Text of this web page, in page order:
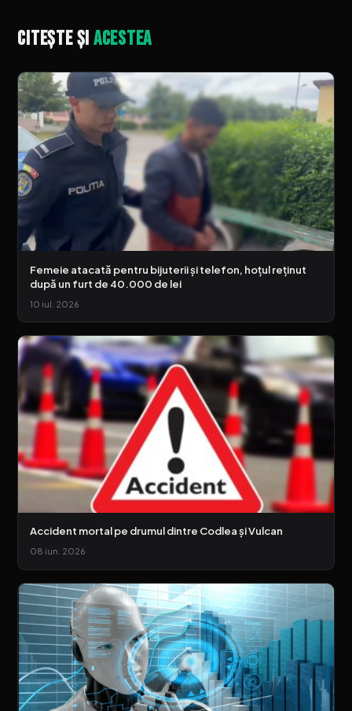
Citește șiacestea
Femeie atacată pentru bijuterii și telefon, hoțul reținut
după un furt de 40.000 de lei
10 iul. 2026
Accident mortal pe drumul dintre Codlea și Vulcan
08 iun. 2026